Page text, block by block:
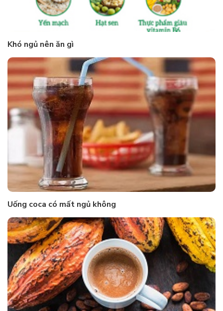
Khó ngủ nên ăn gì
Uống coca có mất ngủ không